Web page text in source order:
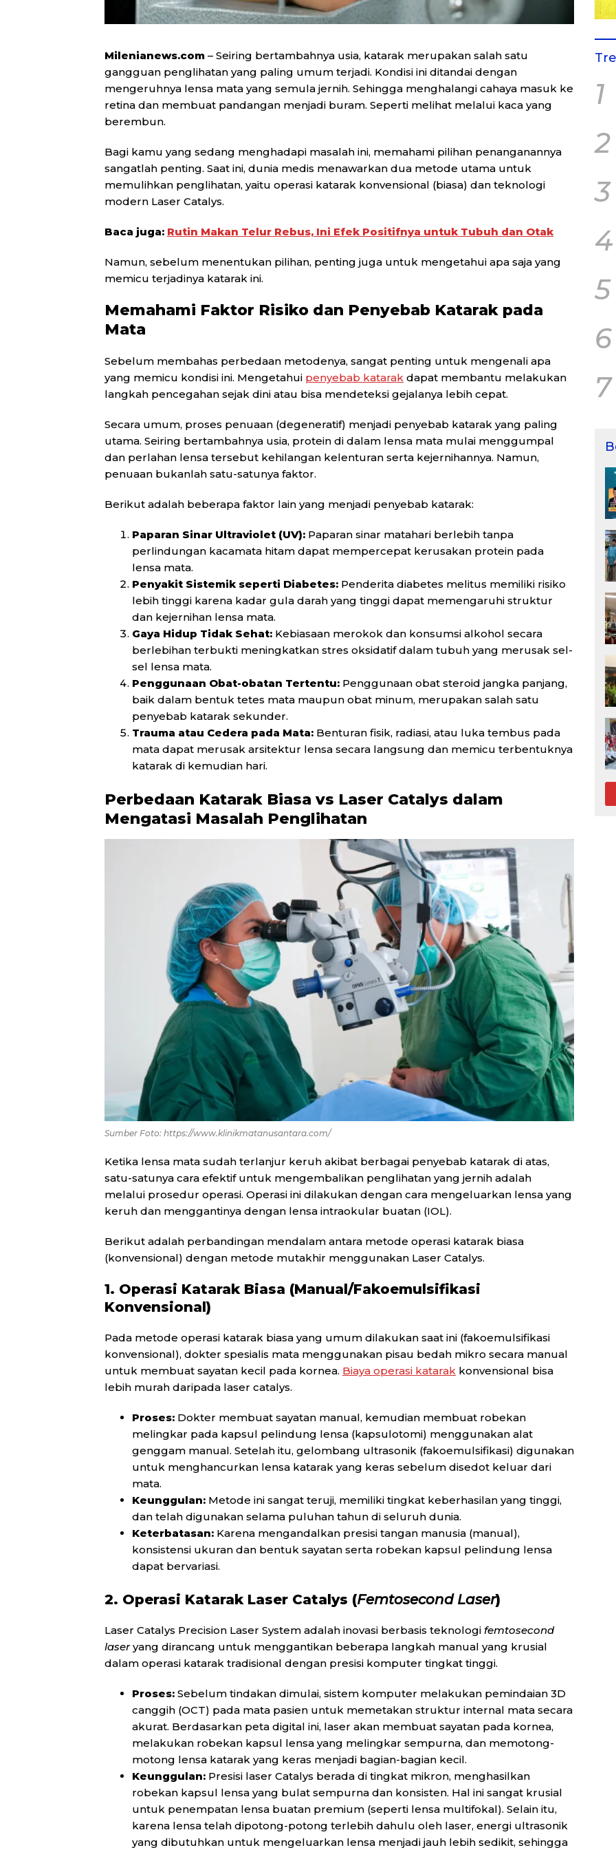
Milenianews.com – Seiring bertambahnya usia, katarak merupakan salah satu
gangguan penglihatan yang paling umum terjadi. Kondisi ini ditandai dengan
mengeruhnya lensa mata yang semula jernih. Sehingga menghalangi cahaya masuk ke
retina dan membuat pandangan menjadi buram. Seperti melihat melalui kaca yang
berembun.
Bagi kamu yang sedang menghadapi masalah ini, memahami pilihan penanganannya
sangatlah penting. Saat ini, dunia medis menawarkan dua metode utama untuk
memulihkan penglihatan, yaitu operasi katarak konvensional (biasa) dan teknologi
modern Laser Catalys.
Baca juga: Rutin Makan Telur Rebus, Ini Efek Positifnya untuk Tubuh dan Otak
Namun, sebelum menentukan pilihan, penting juga untuk mengetahui apa saja yang
memicu terjadinya katarak ini.
Memahami Faktor Risiko dan Penyebab Katarak pada
Mata
Sebelum membahas perbedaan metodenya, sangat penting untuk mengenali apa
yang memicu kondisi ini. Mengetahui penyebab katarak dapat membantu melakukan
langkah pencegahan sejak dini atau bisa mendeteksi gejalanya lebih cepat.
Secara umum, proses penuaan (degeneratif) menjadi penyebab katarak yang paling
utama. Seiring bertambahnya usia, protein di dalam lensa mata mulai menggumpal
dan perlahan lensa tersebut kehilangan kelenturan serta kejernihannya. Namun,
penuaan bukanlah satu-satunya faktor.
Berikut adalah beberapa faktor lain yang menjadi penyebab katarak:
Paparan Sinar Ultraviolet (UV): Paparan sinar matahari berlebih tanpa
perlindungan kacamata hitam dapat mempercepat kerusakan protein pada
lensa mata.
Penyakit Sistemik seperti Diabetes: Penderita diabetes melitus memiliki risiko
lebih tinggi karena kadar gula darah yang tinggi dapat memengaruhi struktur
dan kejernihan lensa mata.
Gaya Hidup Tidak Sehat: Kebiasaan merokok dan konsumsi alkohol secara
berlebihan terbukti meningkatkan stres oksidatif dalam tubuh yang merusak sel-
sel lensa mata.
Penggunaan Obat-obatan Tertentu: Penggunaan obat steroid jangka panjang,
baik dalam bentuk tetes mata maupun obat minum, merupakan salah satu
penyebab katarak sekunder.
Trauma atau Cedera pada Mata: Benturan fisik, radiasi, atau luka tembus pada
mata dapat merusak arsitektur lensa secara langsung dan memicu terbentuknya
katarak di kemudian hari.
Perbedaan Katarak Biasa vs Laser Catalys dalam
Mengatasi Masalah Penglihatan
Sumber Foto: https://www.klinikmatanusantara.com/
Ketika lensa mata sudah terlanjur keruh akibat berbagai penyebab katarak di atas,
satu-satunya cara efektif untuk mengembalikan penglihatan yang jernih adalah
melalui prosedur operasi. Operasi ini dilakukan dengan cara mengeluarkan lensa yang
keruh dan menggantinya dengan lensa intraokular buatan (IOL).
Berikut adalah perbandingan mendalam antara metode operasi katarak biasa
(konvensional) dengan metode mutakhir menggunakan Laser Catalys.
1. Operasi Katarak Biasa (Manual/Fakoemulsifikasi
Konvensional)
Pada metode operasi katarak biasa yang umum dilakukan saat ini (fakoemulsifikasi
konvensional), dokter spesialis mata menggunakan pisau bedah mikro secara manual
untuk membuat sayatan kecil pada kornea. Biaya operasi katarak konvensional bisa
lebih murah daripada laser catalys.
Proses: Dokter membuat sayatan manual, kemudian membuat robekan
melingkar pada kapsul pelindung lensa (kapsulotomi) menggunakan alat
genggam manual. Setelah itu, gelombang ultrasonik (fakoemulsifikasi) digunakan
untuk menghancurkan lensa katarak yang keras sebelum disedot keluar dari
mata.
Keunggulan: Metode ini sangat teruji, memiliki tingkat keberhasilan yang tinggi,
dan telah digunakan selama puluhan tahun di seluruh dunia.
Keterbatasan: Karena mengandalkan presisi tangan manusia (manual),
konsistensi ukuran dan bentuk sayatan serta robekan kapsul pelindung lensa
dapat bervariasi.
2. Operasi Katarak Laser Catalys (Femtosecond Laser)
Laser Catalys Precision Laser System adalah inovasi berbasis teknologi femtosecond
laseryang dirancang untuk menggantikan beberapa langkah manual yang krusial
dalam operasi katarak tradisional dengan presisi komputer tingkat tinggi.
Proses: Sebelum tindakan dimulai, sistem komputer melakukan pemindaian 3D
canggih (OCT) pada mata pasien untuk memetakan struktur internal mata secara
akurat. Berdasarkan peta digital ini, laser akan membuat sayatan pada kornea,
melakukan robekan kapsul lensa yang melingkar sempurna, dan memotong-
motong lensa katarak yang keras menjadi bagian-bagian kecil.
Keunggulan: Presisi laser Catalys berada di tingkat mikron, menghasilkan
robekan kapsul lensa yang bulat sempurna dan konsisten. Hal ini sangat krusial
untuk penempatan lensa buatan premium (seperti lensa multifokal). Selain itu,
karena lensa telah dipotong-potong terlebih dahulu oleh laser, energi ultrasonik
yang dibutuhkan untuk mengeluarkan lensa menjadi jauh lebih sedikit, sehingga
1
2
3
4
5
6
7